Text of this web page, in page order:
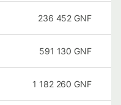
236 452 GNF
591 130 GNF
1 182 260 GNF